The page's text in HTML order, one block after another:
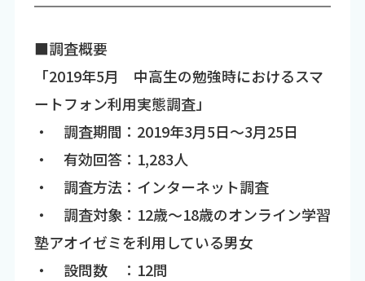
■調査概要
「2019年5月 中高生の勉強時におけるスマ
ートフォン利用実態調査」
・ 調査期間：2019年3月5日～3月25日
・ 有効回答：1,283人
・ 調査方法：インターネット調査
・ 調査対象：12歳～18歳のオンライン学習
塾アオイゼミを利用している男女
・ 設問数 ：12問